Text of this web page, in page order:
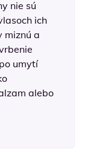
nie sú
ich
miznú a
umytí
alebo